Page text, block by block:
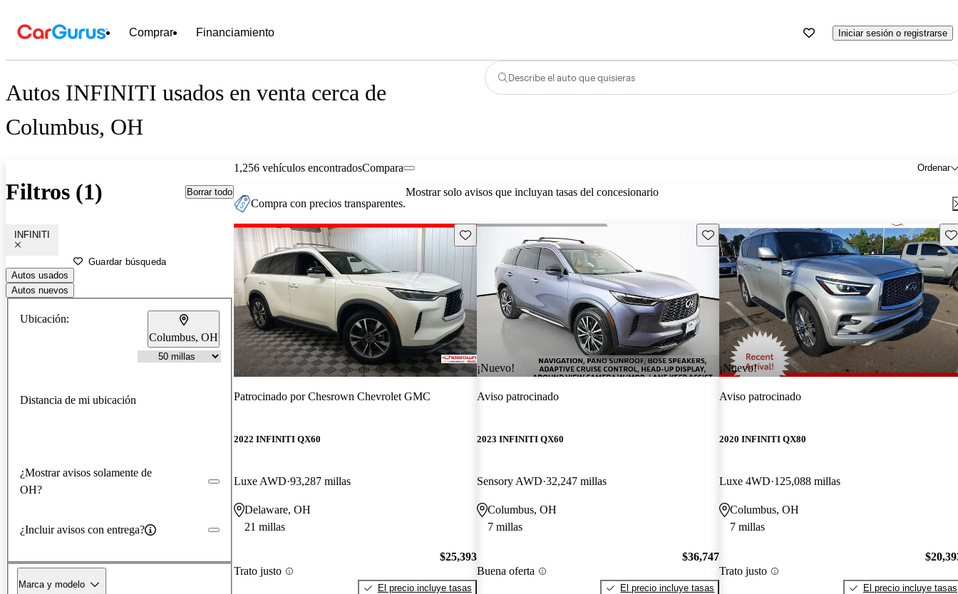
Comprar Financiamiento Iniciar sesión o registrarse
Autos INFINITI usados en venta cerca de
Columbus, OH
Describe el auto que quisieras
Filtros (1) Borrar todo
INFINITI
Guardar búsqueda
Autos usados
Autos nuevos
Ubicación:
Columbus, OH
Distancia de mi ubicación
¿Mostrar avisos solamente de
OH?
¿Incluir avisos con entrega?
Marca y modelo
1,256 vehículos encontrados Ordenar
Compara
Compra con precios transparentes.
Mostrar solo avisos que incluyan tasas del concesionario
Guarda este Aviso
Patrocinado porChesrown Chevrolet GMC
2022 INFINITI QX60
Luxe AWD 93,287 millas
Delaware, OH
21 millas
Trato justo
$25,393
El precio incluye tasas
¡Nuevo!
Guarda este Aviso
Aviso patrocinado
2023 INFINITI QX60
Sensory AWD 32,247 millas
Columbus, OH
7 millas
Buena oferta
$36,747
El precio incluye tasas
¡Nuevo!
Aviso patrocinado
2020 INFINITI QX80
Luxe 4WD 125,088 millas
Columbus, OH
7 millas
Trato justo
El precio incluye tasas